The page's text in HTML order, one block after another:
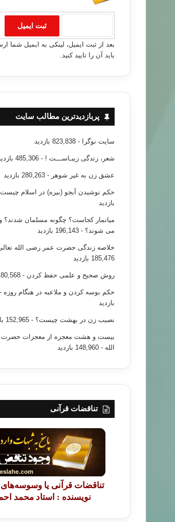
در برابر سنت رسول الله (ص)
بعد از ثبت ایمیل، لینکی به ایمیل شما
باید آن را تایید کنید.
پربازدیدترین مطالب سایت
سایت نوگرا - 823,838 بازدید
شعر، زندگی زیبـاســـت ! - 485,306 بازدید
عشق زن به غیر شوهر - 280,263 بازدید
حکم نوشیدن آبجو (بیره) در اسلام
بازدید
میانمار کجاست؟ چگونه مسلمان شدند؟
می شوند؟ - 196,143 بازدید
خلاصه زندگی حضرت عمر رضی الله
185,476 بازدید
روش صحیح و علمی حفظ کردن - 180,568 بازدید
حکم بوسه کردن و ملاعبه در هنگام روزه
بازدید
نصیب زن در بهشت چیست؟ - 152,965 بازدید
بیست و هشت معجزه از معجزات
الله - 148,960 بازدید
تناقضات قرآنی
تناقضات قرآنی یا
نویسنده : استاد محمد